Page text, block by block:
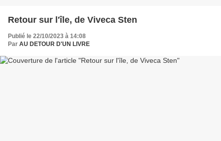
Retour sur l'île, de Viveca Sten
Publié le 22/10/2023 à 14:08
Par AU DETOUR D'UN LIVRE